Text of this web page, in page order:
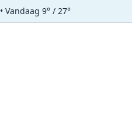
• Vandaag 9° / 27°